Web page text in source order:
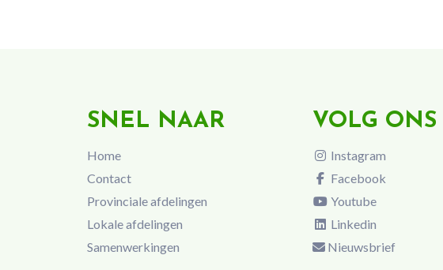
SNEL NAAR
Home
Contact
Provinciale afdelingen
Lokale afdelingen
Samenwerkingen
VOLG ONS
Instagram
Facebook
Youtube
Linkedin
Nieuwsbrief